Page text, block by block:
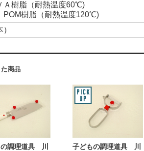
Ａ樹脂（耐熱温度60℃)
POM樹脂（耐熱温度120℃)
商品
調理道具 川
子どもの調理道具 川